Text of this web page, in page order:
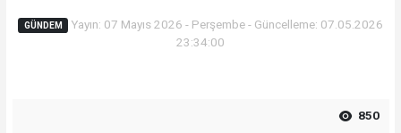
GÜNDEM
Yayın: 07 Mayıs 2026 - Perşembe - Güncelleme: 07.05.2026
23:34:00
850